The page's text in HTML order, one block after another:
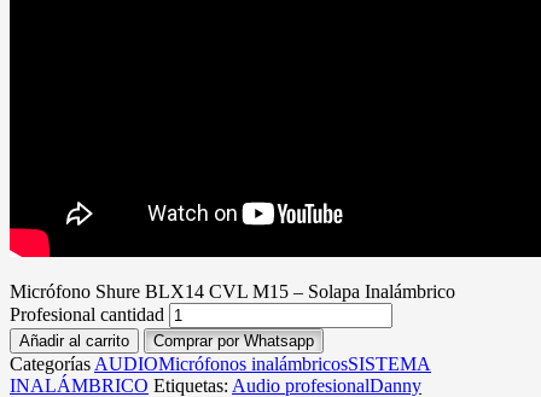
Micrófono Shure BLX14 CVL M15 – Solapa Inalámbrico
Profesional cantidad
Añadir al carrito Comprar por Whatsapp
Categorías AUDIOMicrófonos inalámbricosSISTEMA
INALÁMBRICO Etiquetas: Audio profesionalDanny